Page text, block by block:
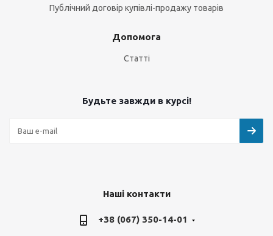
Публічний договір купівлі-продажу товарів
Допомога
Статті
Будьте завжди в курсі!
Наші контакти
+38 (067) 350-14-01